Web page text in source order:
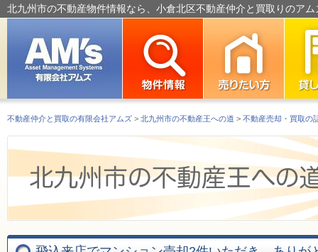
北九州市の不動産物件情報なら、小倉北区不動産仲介と買取りのア
不動産仲介と買取の有限会社アムズ > 北九州市の不動産王への道 > 不動産売却・買取の